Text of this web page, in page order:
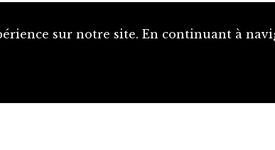
sur notre site. En continuant à